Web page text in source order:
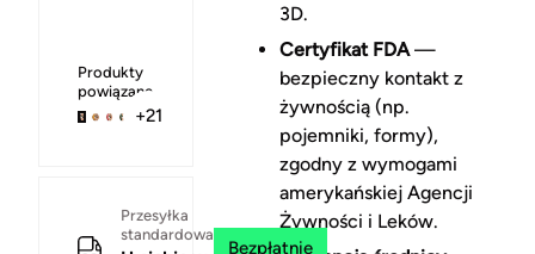
Produkty
powiązane
+21
Przesyłka
standardowa
Bezpłatnie
3D.
Certyfikat FDA—
bezpieczny kontakt z
żywnością (np.
pojemniki, formy),
zgodny z wymogami
amerykańskiej Agencji
Żywności i Leków.